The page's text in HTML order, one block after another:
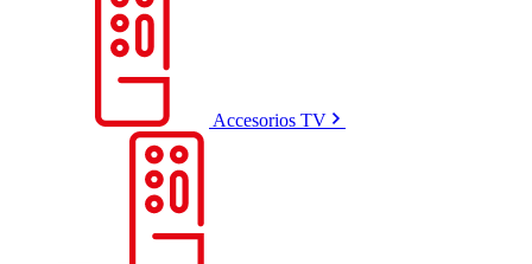
Accesorios TV